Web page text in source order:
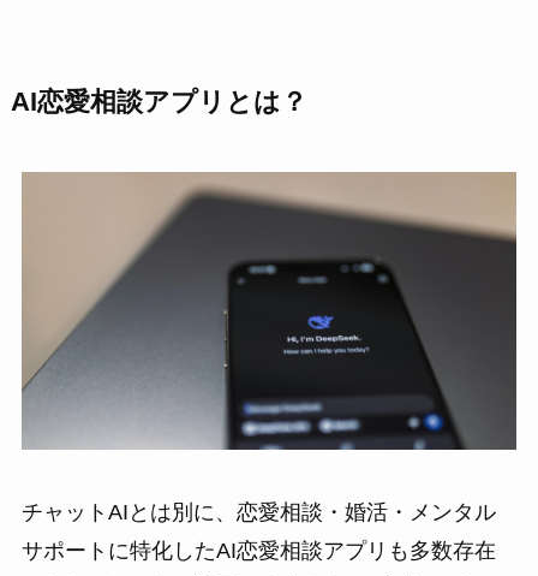
AI恋愛相談アプリとは？
チャットAIとは別に、恋愛相談・婚活・メンタル
サポートに特化したAI恋愛相談アプリも多数存在